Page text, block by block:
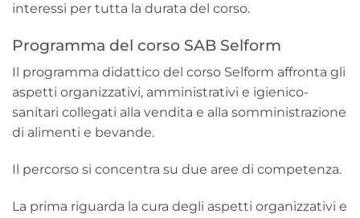
interessi per tutta la durata del corso.
Programma del corso SAB Selform
Il programma didattico del corso Selform affronta gli
aspetti organizzativi, amministrativi e igienico-
sanitari collegati alla vendita e alla somministrazione
di alimenti e bevande.
Il percorso si concentra su due aree di competenza.
La prima riguarda la cura degli aspetti organizzativi e